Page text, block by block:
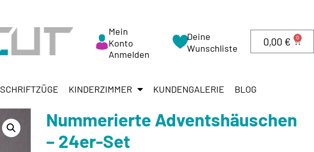
Mein
Konto
Anmelden
Deine
Wunschliste
0,00 € 0
SCHRIFTZÜGE KINDERZIMMER KUNDENGALERIE BLOG
Nummerierte Adventshäuschen
– 24er-Set